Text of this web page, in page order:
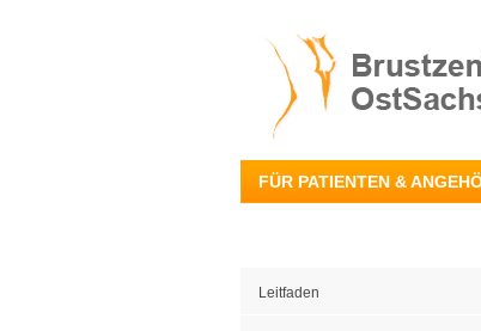
FÜR PATIENTEN &
Leitfaden